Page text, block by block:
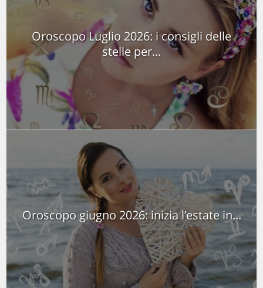
Oroscopo Luglio 2026: i consigli delle
stelle per...
Oroscopo giugno 2026: inizia l’estate in...